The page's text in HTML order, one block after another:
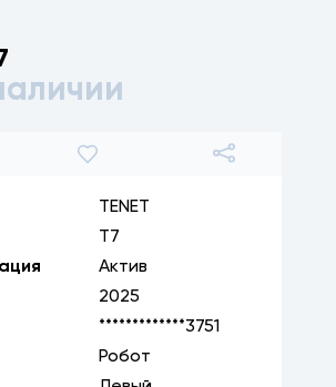
1/12
TENET
T7
Актив
2025
*************3751
Робот